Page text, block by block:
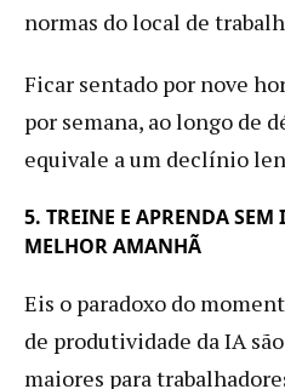
normas do local de
Ficar sentado por nove
por semana, ao longo de
equivale a um declínio
5. TREINE E APRENDA
MELHOR AMANHÃ
Eis o paradoxo do
de produtividade da IA
maiores para